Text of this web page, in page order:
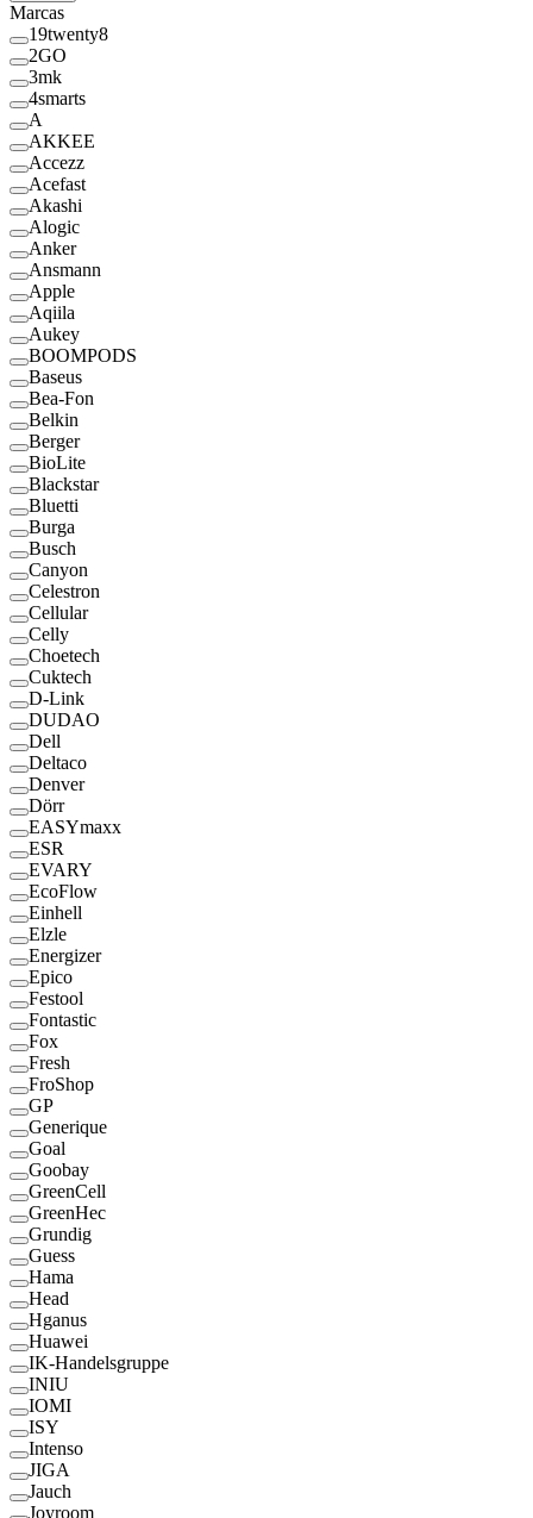
Marcas
19twenty8
2GO
3mk
4smarts
A
AKKEE
Accezz
Acefast
Akashi
Alogic
Anker
Ansmann
Apple
Aqiila
Aukey
BOOMPODS
Baseus
Bea-Fon
Belkin
Berger
BioLite
Blackstar
Bluetti
Burga
Busch
Canyon
Celestron
Cellular
Celly
Choetech
Cuktech
D-Link
DUDAO
Dell
Deltaco
Denver
Dörr
EASYmaxx
ESR
EVARY
EcoFlow
Einhell
Elzle
Energizer
Epico
Festool
Fontastic
Fox
Fresh
FroShop
GP
Generique
Goal
Goobay
GreenCell
GreenHec
Grundig
Guess
Hama
Head
Hganus
Huawei
IK-Handelsgruppe
INIU
IOMI
ISY
Intenso
JIGA
Jauch
Joyroom